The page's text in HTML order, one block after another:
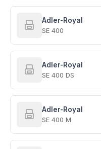
Adler-Royal
SE 400
Adler-Royal
SE 400 DS
Adler-Royal
SE 400 M